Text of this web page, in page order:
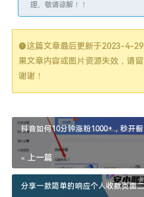
理。敬请谅解！！
这篇文章最后更新于2023-4-29
果文章内容或图片资源失效，请
谢谢！
抖音如何10分钟涨粉1000+，秒开
« 上一篇
分享一款简单的响应个人收款页面